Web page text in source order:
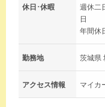
休日･休暇
週休二
日
年間休
勤務地 茨城県
アクセス情報 マイカ